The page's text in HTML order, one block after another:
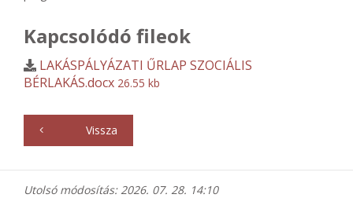
Kapcsolódó fileok
LAKÁSPÁLYÁZATI ŰRLAP SZOCIÁLIS
BÉRLAKÁS.docx 26.55 kb
Vissza
Utolsó módosítás: 2026. 07. 28. 14:10